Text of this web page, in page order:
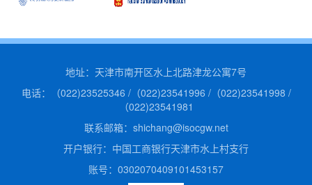
工程建设设施质量管理体系业务范围2 危害分析与关键控制点体系认可范围 中文
地址：天津市南开区水上北路津龙公寓7号
电话：（022)23525346 /（022)23541996 /（022)23541998 /
（022)23541981
联系邮箱：shichang@isocgw.net
开户银行：中国工商银行天津市水上村支行
账号：0302070409101453157